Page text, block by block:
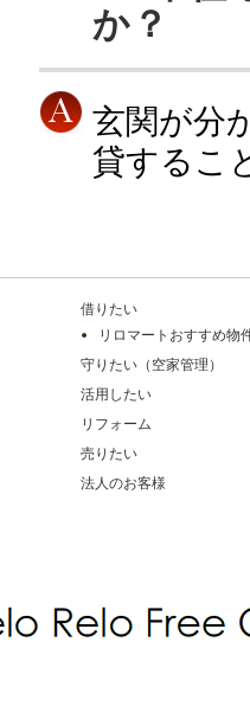
か？
玄関が分
貸するこ
借りたい
リロマートおすすめ物
守りたい（空家管理）
活用したい
リフォーム
売りたい
法人のお客様